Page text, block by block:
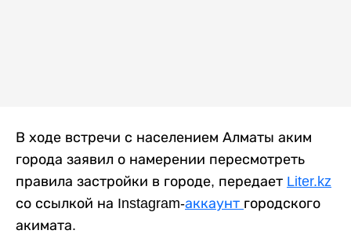
В ходе встречи с населением Алматы аким
города заявил о намерении пересмотреть
правила застройки в городе, передает Liter.kz
со ссылкой на Instagram-аккаунт городского
акимата.